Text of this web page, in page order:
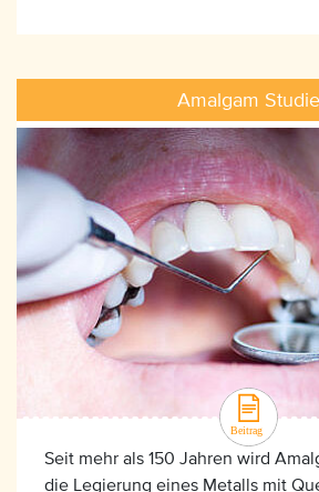
Amalgam Studie
Seit mehr als 150 Jahren wird
die Legierung eines Metalls mit